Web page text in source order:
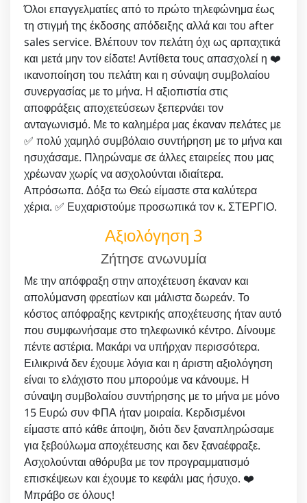
Όλοι επαγγελματίες από το πρώτο τηλεφώνημα έως
τη στιγμή της έκδοσης απόδειξης αλλά και του after
sales service. Βλέπουν τον πελάτη όχι ως αρπαχτικά
και μετά μην τον είδατε! Αντίθετα τους απασχολεί η ❤️
ικανοποίηση του πελάτη και η σύναψη συμβολαίου
συνεργασίας με το μήνα. Η αξιοπιστία στις
αποφράξεις αποχετεύσεων ξεπερνάει τον
ανταγωνισμό. Με το καλημέρα μας έκαναν πελάτες με
✅ πολύ χαμηλό συμβόλαιο συντήρηση με το μήνα και
ησυχάσαμε. Πληρώναμε σε άλλες εταιρείες που μας
χρέωναν χωρίς να ασχολούνται ιδιαίτερα.
Απρόσωπα. Δόξα τω Θεώ είμαστε στα καλύτερα
χέρια. ✅ Ευχαριστούμε προσωπικά τον κ. ΣΤΕΡΓΙΟ.
Αξιολόγηση 3
Ζήτησε ανωνυμία
Με την απόφραξη στην αποχέτευση έκαναν και
απολύμανση φρεατίων και μάλιστα δωρεάν. Το
κόστος απόφραξης κεντρικής αποχέτευσης ήταν αυτό
που συμφωνήσαμε στο τηλεφωνικό κέντρο. Δίνουμε
πέντε αστέρια. Μακάρι να υπήρχαν περισσότερα.
Ειλικρινά δεν έχουμε λόγια και η άριστη αξιολόγηση
είναι το ελάχιστο που μπορούμε να κάνουμε. Η
σύναψη συμβολαίου συντήρησης με το μήνα με μόνο
15 Ευρώ συν ΦΠΑ ήταν μοιραία. Κερδισμένοι
είμαστε από κάθε άποψη, διότι δεν ξαναπληρώσαμε
για ξεβούλωμα αποχέτευσης και δεν ξαναέφραξε.
Ασχολούνται αθόρυβα με τον προγραμματισμό
επισκέψεων και έχουμε το κεφάλι μας ήσυχο. ❤️
Μπράβο σε όλους!